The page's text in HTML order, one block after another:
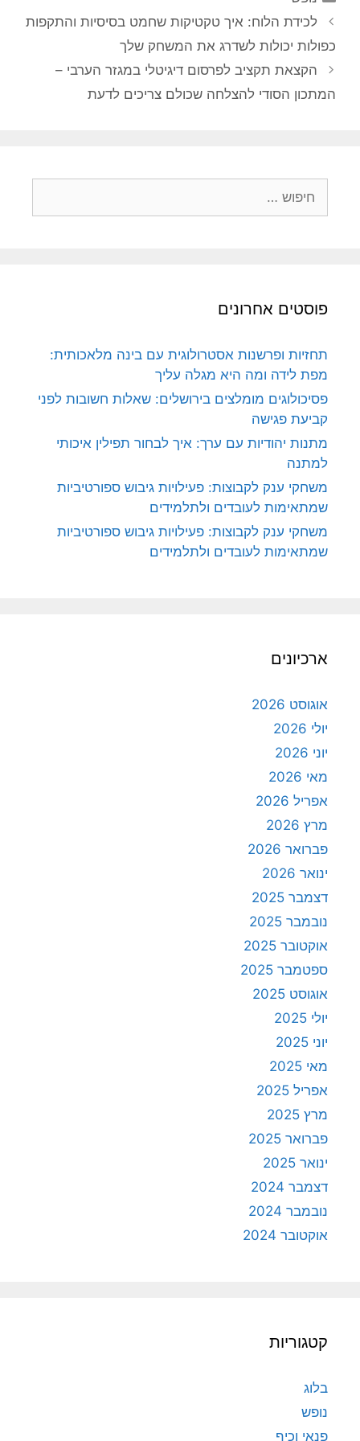
לכידת הלוח: איך טקטיקות שחמט בסיסיות והתקפות
כפולות יכולות לשדרג את המשחק שלך
הקצאת תקציב לפרסום דיגיטלי במגזר הערבי –
המתכון הסודי להצלחה שכולם צריכים לדעת
פוסטים אחרונים
תחזיות ופרשנות אסטרולוגית עם בינה מלאכותית:
מפת לידה ומה היא מגלה עליך
פסיכולוגים מומלצים בירושלים: שאלות חשובות לפני
קביעת פגישה
מתנות יהודיות עם ערך: איך לבחור תפילין איכותי
למתנה
משחקי ענק לקבוצות: פעילויות גיבוש ספורטיביות
שמתאימות לעובדים ולתלמידים
משחקי ענק לקבוצות: פעילויות גיבוש ספורטיביות
שמתאימות לעובדים ולתלמידים
ארכיונים
אוגוסט 2026
יולי 2026
יוני 2026
מאי 2026
אפריל 2026
מרץ 2026
פברואר 2026
ינואר 2026
דצמבר 2025
נובמבר 2025
אוקטובר 2025
ספטמבר 2025
אוגוסט 2025
יולי 2025
יוני 2025
מאי 2025
אפריל 2025
מרץ 2025
פברואר 2025
ינואר 2025
דצמבר 2024
נובמבר 2024
אוקטובר 2024
קטגוריות
בלוג
נופש
פנאי וכיף